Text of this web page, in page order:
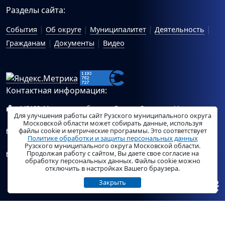
Разделы сайта:
События Об округе Муниципалитет
Деятельность
Гражданам
Документы Видео
Контактная информация:
143100, Московская область, г.Руза, ул.Солнцева, 11
Схема проезда
Общий отдел Администрации Рузского муниципального
округа:ruza_region_ruza@mosreg.ru.
Отдел по работе с обращениями граждан Администрации
Рузского муниципального округа:ruza_og_argo@mosreg.ru
Для улучшения работы сайт Рузского муниципального округа
Московской области может собирать данные, используя
файлы cookie и метрические программы. Это соответствует
Политике обработки и защиты персональных данных
Рузского муниципального округа Московской области.
Продолжая работу с сайтом, Вы даете свое согласие на
обработку персональных данных. Файлы cookie можно
отключить в настройках Вашего браузера.
Закрыть